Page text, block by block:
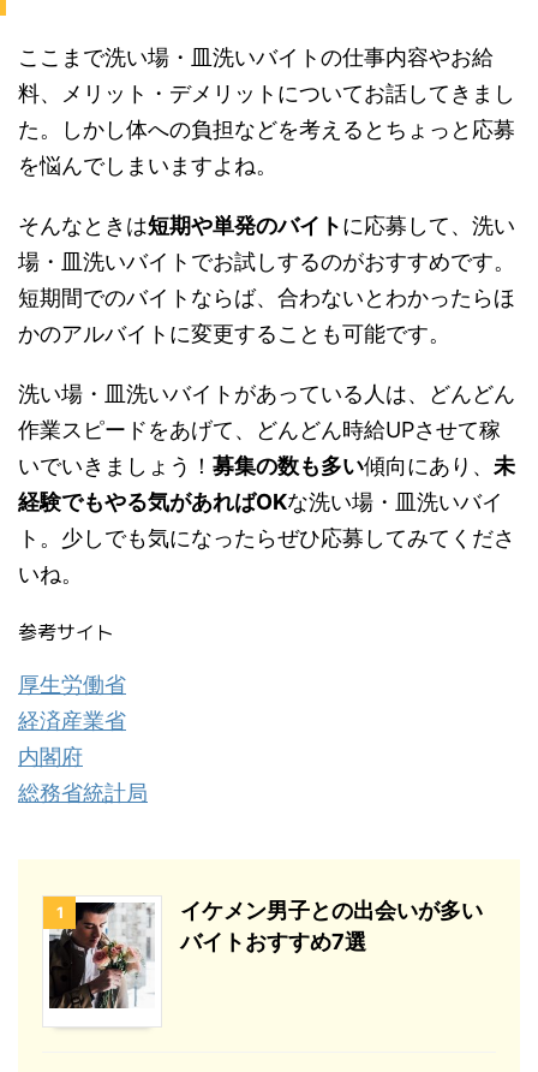
ここまで洗い場・皿洗いバイトの仕事内容やお給
料、メリット・デメリットについてお話してきまし
た。しかし体への負担などを考えるとちょっと応募
を悩んでしまいますよね。
そんなときは短期や単発のバイトに応募して、洗い
場・皿洗いバイトでお試しするのがおすすめです。
短期間でのバイトならば、合わないとわかったらほ
かのアルバイトに変更することも可能です。
洗い場・皿洗いバイトがあっている人は、どんどん
作業スピードをあげて、どんどん時給UPさせて稼
いでいきましょう！ 募集の数も多い傾向にあり、 未
経験でもやる気があればOKな洗い場・皿洗いバイ
ト。少しでも気になったらぜひ応募してみてくださ
いね。
参考サイト
厚生労働省
経済産業省
内閣府
総務省統計局
1
イケメン男子との出会いが多い
バイトおすすめ7選